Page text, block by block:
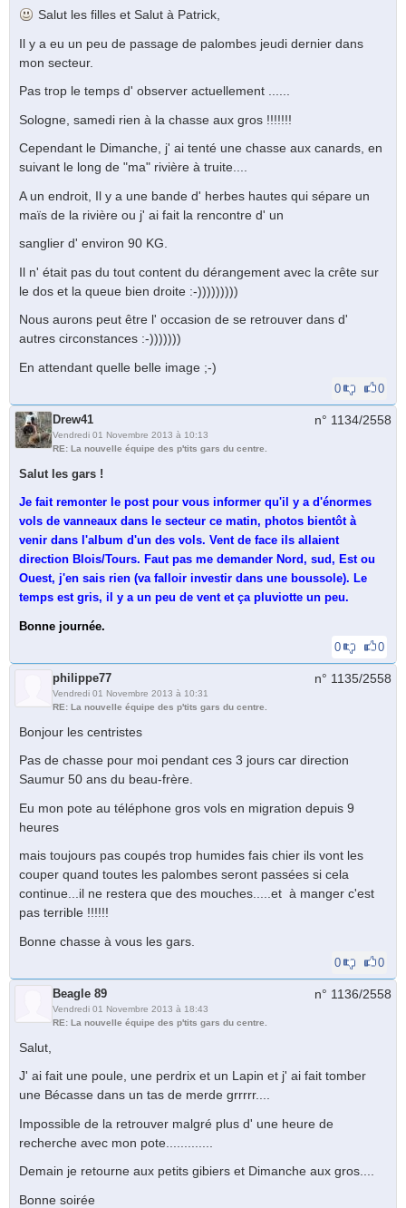
Salut les filles et Salut à Patrick,
Il y a eu un peu de passage de palombes jeudi dernier dans
mon secteur.
Pas trop le temps d' observer actuellement ......
Sologne, samedi rien à la chasse aux gros !!!!!!!
Cependant le Dimanche, j' ai tenté une chasse aux canards, en
suivant le long de "ma" rivière à truite....
A un endroit, Il y a une bande d' herbes hautes qui sépare un
maïs de la rivière ou j' ai fait la rencontre d' un
sanglier d' environ 90 KG.
Il n' était pas du tout content du dérangement avec la crête sur
le dos et la queue bien droite :-)))))))))
Nous aurons peut être l' occasion de se retrouver dans d'
autres circonstances :-)))))))
En attendant quelle belle image ;-)
0 0
Drew41
Vendredi 01 Novembre 2013 à 10:13
RE: La nouvelle équipe des p'tits gars du centre.
n° 1134/2558
Salut les gars !
Je fait remonter le post pour vous informer qu'il y a d'énormes
vols de vanneaux dans le secteur ce matin, photos bientôt à
venir dans l'album d'un des vols. Vent de face ils allaient
direction Blois/Tours. Faut pas me demander Nord, sud, Est ou
Ouest, j'en sais rien (va falloir investir dans une boussole). Le
temps est gris, il y a un peu de vent et ça pluviotte un peu.
Bonne journée.
0
0
philippe77
Vendredi 01 Novembre 2013 à 10:31
RE: La nouvelle équipe des p'tits gars du centre.
n° 1135/2558
Bonjour les centristes
Pas de chasse pour moi pendant ces 3 jours car direction
Saumur 50 ans du beau-frère.
Eu mon pote au téléphone gros vols en migration depuis 9
heures
mais toujours pas coupés trop humides fais chier ils vont les
couper quand toutes les palombes seront passées si cela
continue...il ne restera que des mouches.....et à manger c'est
pas terrible !!!!!!
Bonne chasse à vous les gars.
0 0
Beagle 89
Vendredi 01 Novembre 2013 à 18:43
RE: La nouvelle équipe des p'tits gars du centre.
n° 1136/2558
Salut,
J' ai fait une poule, une perdrix et un Lapin et j' ai fait tomber
une Bécasse dans un tas de merde grrrrr....
Impossible de la retrouver malgré plus d' une heure de
recherche avec mon pote.............
Demain je retourne aux petits gibiers et Dimanche aux gros....
Bonne soirée